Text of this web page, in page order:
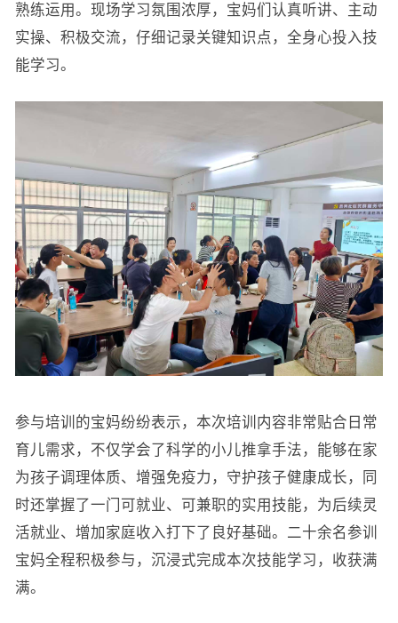
熟练运用。现场学习氛围浓厚，宝妈们认真听讲、主动
实操、积极交流，仔细记录关键知识点，全身心投入技
能学习。
参与培训的宝妈纷纷表示，本次培训内容非常贴合日常
育儿需求，不仅学会了科学的小儿推拿手法，能够在家
为孩子调理体质、增强免疫力，守护孩子健康成长，同
时还掌握了一门可就业、可兼职的实用技能，为后续灵
活就业、增加家庭收入打下了良好基础。二十余名参训
宝妈全程积极参与，沉浸式完成本次技能学习，收获满
满。